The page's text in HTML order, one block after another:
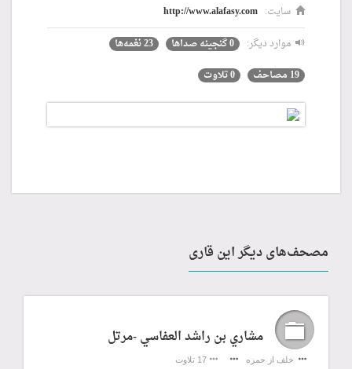
سایت: http://www.alafasy.com
موارد دیگر:
0 گنجینه صداها
23 نغمه‌ها
19 مصاحف
0 تلاوت
مصحف‌های دیگر این قاری
مشاري بن راشد العفاسي -مرتل
خلف از حمزه